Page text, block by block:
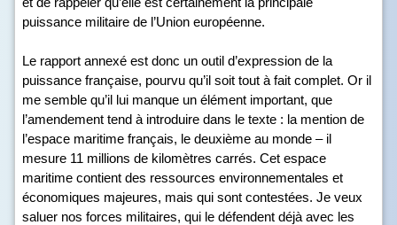
puissance militaire de l’Union européenne.
Le rapport annexé est donc un outil d’expression de la
puissance française, pourvu qu’il soit tout à fait complet. Or il
me semble qu’il lui manque un élément important, que
l’amendement tend à introduire dans le texte : la mention de
l’espace maritime français, le deuxième au monde – il
mesure 11 millions de kilomètres carrés. Cet espace
maritime contient des ressources environnementales et
économiques majeures, mais qui sont contestées. Je veux
saluer nos forces militaires, qui le défendent déjà avec les